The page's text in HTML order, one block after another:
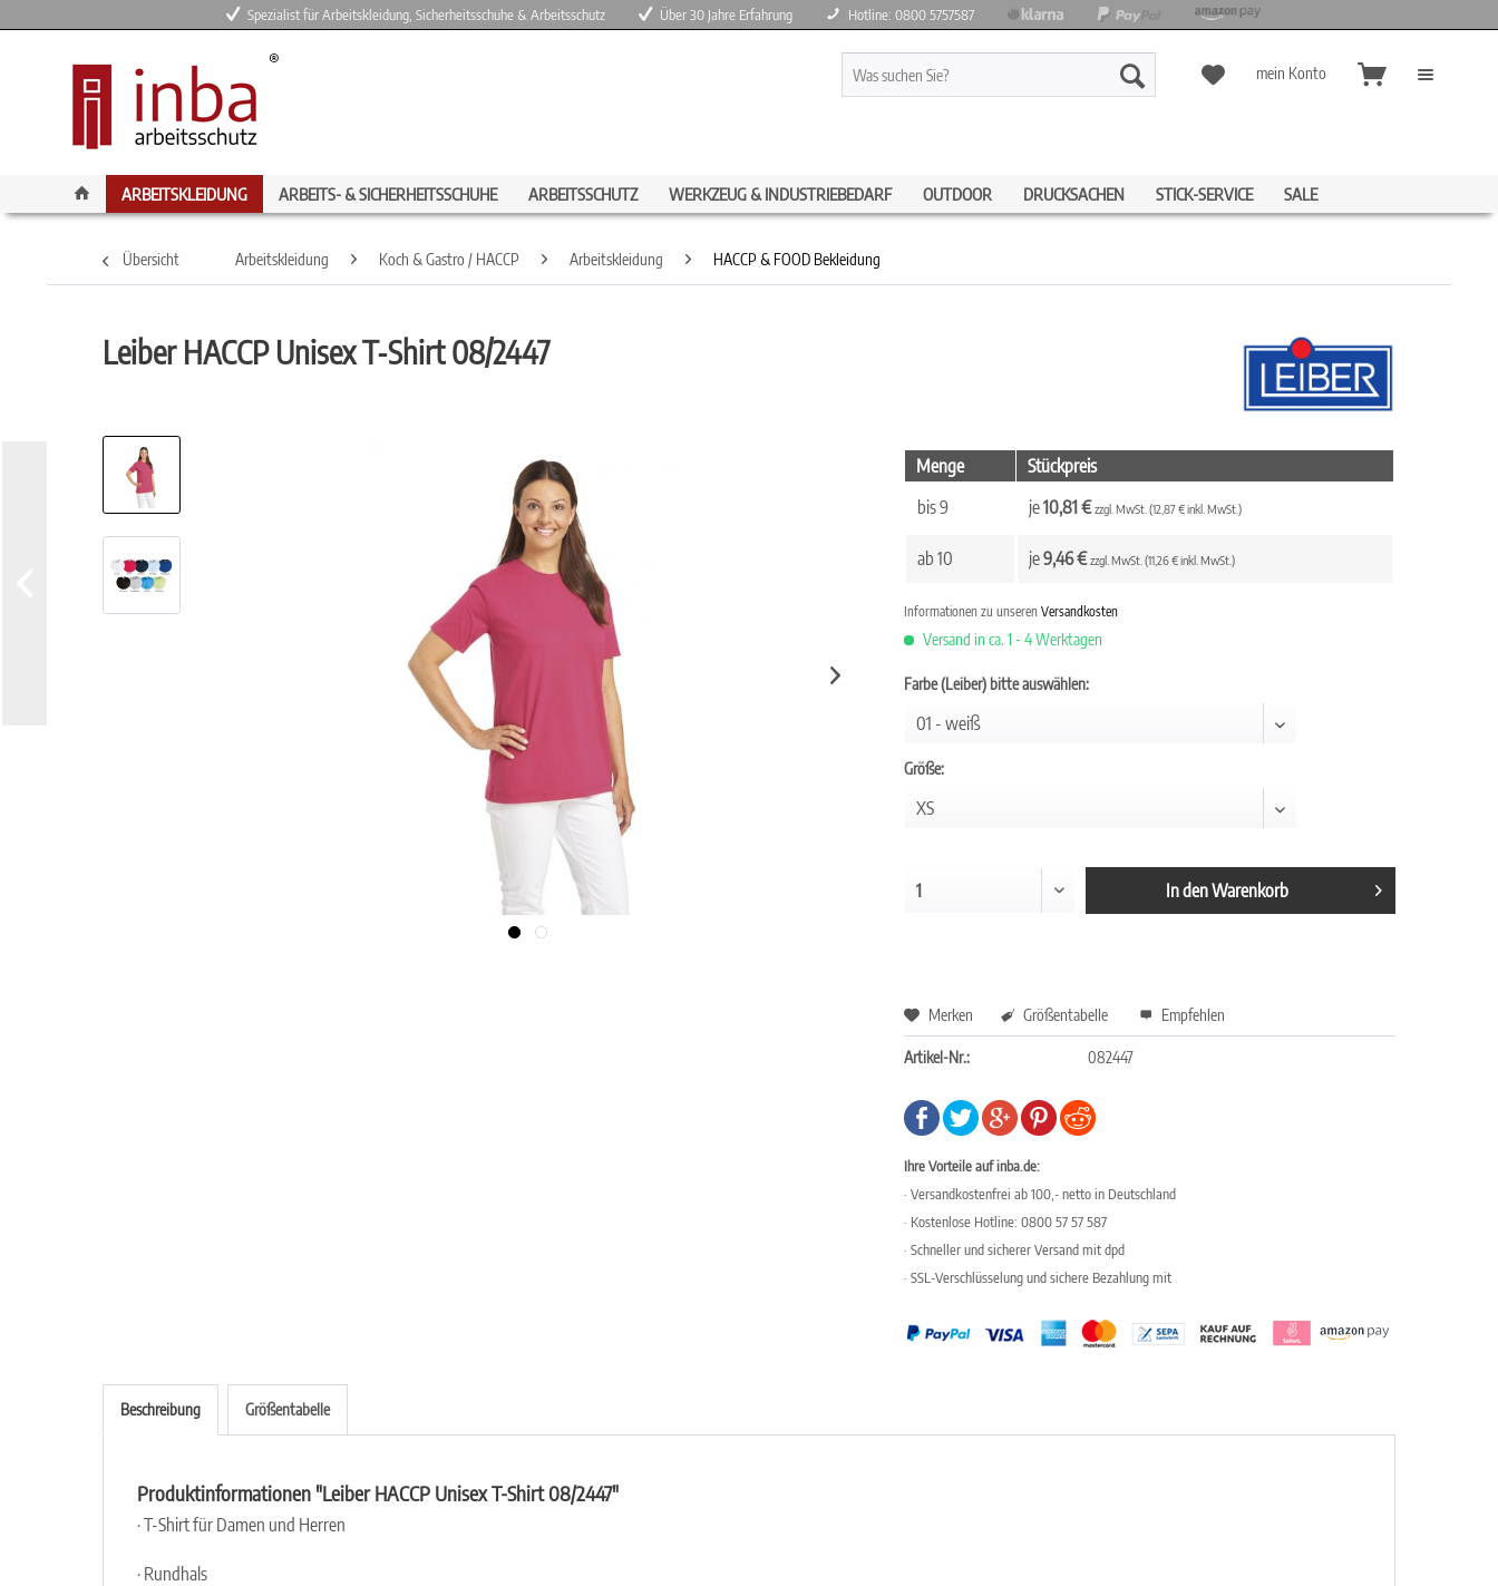
Spezialist für Arbeitskleidung, Sicherheitsschuhe & Arbeitsschutz Über 30 Jahre Erfahrung Hotline: 0800 5757587
mein Konto
ARBEITSKLEIDUNG ARBEITS- & SICHERHEITSSCHUHE ARBEITSSCHUTZ WERKZEUG & INDUSTRIEBEDARF OUTDOOR DRUCKSACHEN STICK-SERVICE SALE
Übersicht Arbeitskleidung Koch & Gastro / HACCP Arbeitskleidung HACCP & FOOD Bekleidung
Leiber HACCP Unisex T-Shirt 08/2447
Menge
Stückpreis
bis9 je10,81 € zzgl. MwSt. (12,87 € inkl. MwSt.)
ab10 je9,46 € zzgl. MwSt. (11,26 € inkl. MwSt.)
Informationen zu unserenVersandkosten
Versand in ca. 1 - 4 Werktagen
Farbe (Leiber) bitte auswählen:
Größe:
In denWarenkorb
Größentabelle
Merken Empfehlen
Artikel-Nr.: 082447
Ihre Vorteile auf inba.de:
· Versandkostenfrei ab 100,- netto in Deutschland
· Kostenlose Hotline: 0800 57 57 587
· Schneller und sicherer Versand mit dpd
· SSL-Verschlüsselung und sichere Bezahlung mit
Beschreibung Größentabelle
Produktinformationen "Leiber HACCP Unisex T-Shirt 08/2447"
· T-Shirt für Damen und Herren
· Rundhals